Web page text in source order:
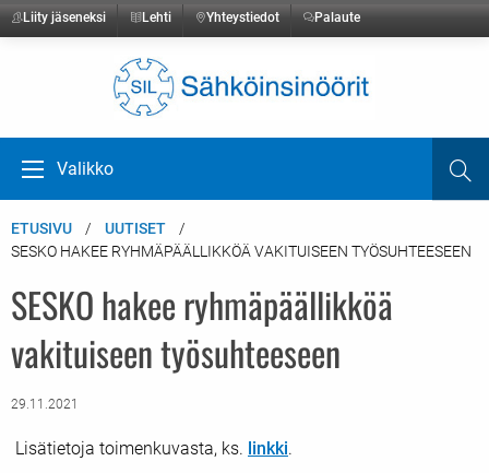
Liity jäseneksi Lehti Yhteystiedot Palaute
Avaa valikko
Valikko
ETUSIVU
UUTISET
SESKO HAKEE RYHMÄPÄÄLLIKKÖÄ VAKITUISEEN TYÖSUHTEESEEN
SESKO hakee ryhmäpäällikköä
vakituiseen työsuhteeseen
29.11.2021
Lisätietoja toimenkuvasta, ks. linkki.